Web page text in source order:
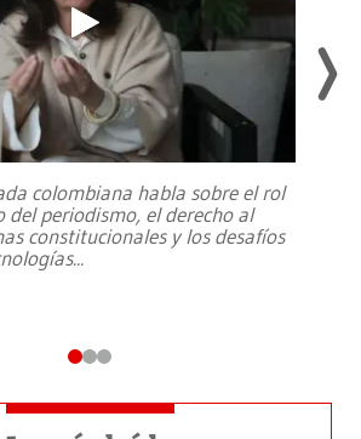
colombiana habla sobre el rol
del periodismo, el derecho al
constitucionales y los desafíos
...